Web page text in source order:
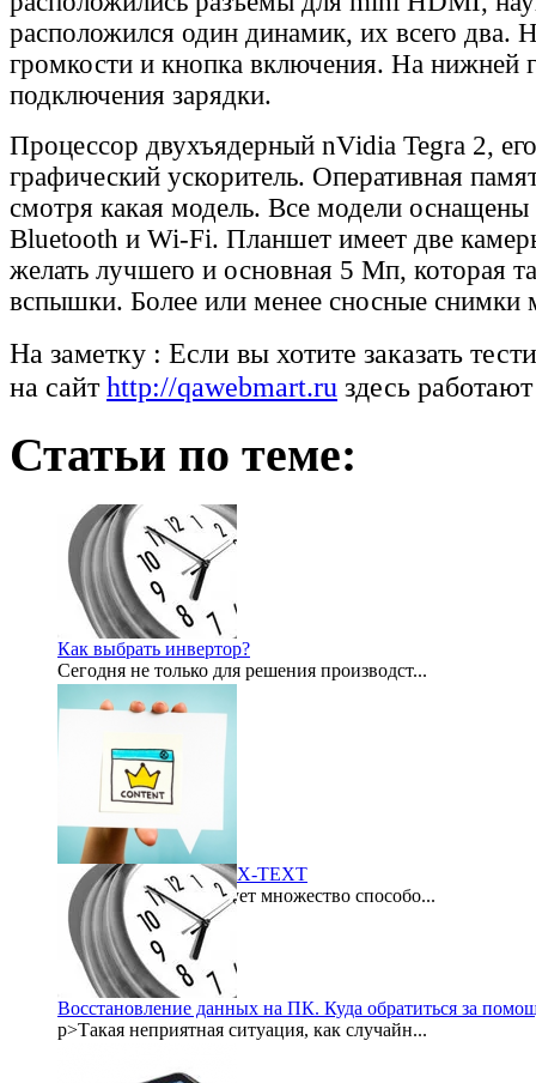
расположился один динамик, их всего два.
громкости и кнопка включения. На нижней
подключения зарядки.
Процессор двухъядерный nVidia Tegra 2,
графический ускоритель. Оперативная
смотря какая модель. Все модели
Bluetooth и Wi-Fi. Планшет имеет две
желать лучшего и основная 5 Мп, которая
вспышки. Более или менее сносные снимки
На заметку : Если вы хотите заказать
на сайтhttp://qawebmart.ru здесь
Статьи по теме:
Как выбрать инвертор?
Сегодня не только для решения производст...
Биржа контента LYNIX-TEXT
В интернете существует множество способо...
2015-09-21
Восстановление данных на ПК. Куда обратиться за
p>Такая неприятная ситуация, как случайн...